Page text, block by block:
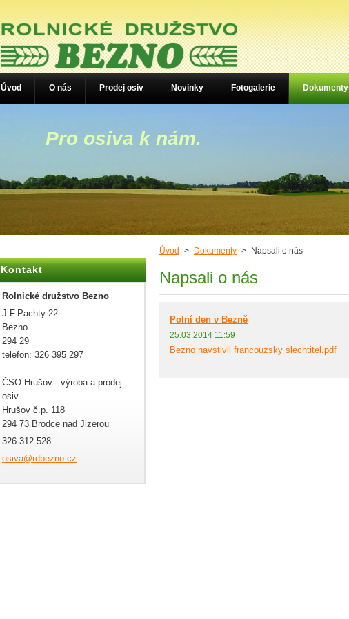
Pro osiva k nám.
Úvod > Dokumenty > Napsali o nás
Napsali o nás
Polní den v Bezně
25.03.2014 11:59
Bezno navstivil francouzsky slechtitel.pdf
Kontakt
Rolnické družstvo Bezno
J.F.Pachty 22
Bezno
294 29
telefon: 326 395 297
ČSO Hrušov - výroba a prodej
osiv
Hrušov č.p. 118
294 73 Brodce nad Jizerou
326 312 528
osiva@rd bezno.cz
Úvod O nás Prodej osiv Novinky Fotogalerie Dokumenty